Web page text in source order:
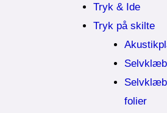
Tryk & Ide
Tryk på skilte
folier